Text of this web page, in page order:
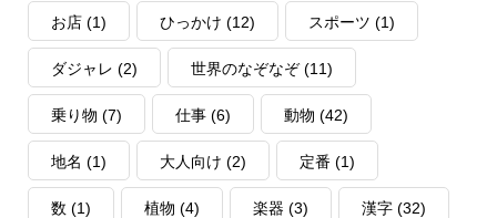
お店(1) ひっかけ (12) スポーツ (1)
ダジャレ (2) 世界のなぞなぞ(11)
乗り物 (7) 仕事(6) 動物 (42)
地名 (1) 大人向け (2) 定番 (1)
数 (1) 植物 (4) 楽器 (3) 漢字(32)